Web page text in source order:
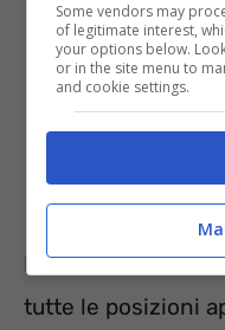
Proviamo ora a
tutte le posizioni
Some vendors may
of legitimate interest,
your options below.
or in the site menu to
and cookie settings.